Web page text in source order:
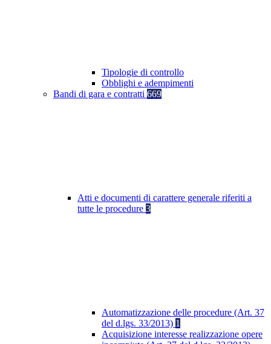
Tipologie di controllo
Obblighi e adempimenti
Bandi di gara e contratti 669
Atti e documenti di carattere generale riferiti a
tutte le procedure 3
Automatizzazione delle procedure (Art. 37
del d.lgs. 33/2013) 1
Acquisizione interesse realizzazione opere